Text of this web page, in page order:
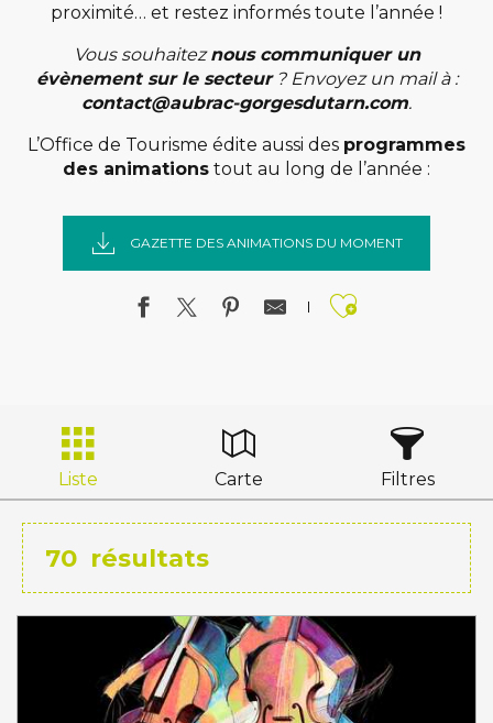
proximité… et restez informés toute l’année !
Vous souhaiteznous communiquer un
évènement sur le secteur? Envoyez un mail à :
contact@aubrac-gorgesdutarn.com.
L’Office de Tourisme édite aussi des programmes
des animations tout au long de l’année :
GAZETTE DES ANIMATIONS DU MOMENT
Ajouter
Liste Carte Filtres
70 résultats